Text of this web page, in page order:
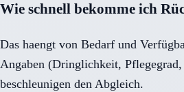
Wie schnell bekomme ich
Das haengt von Bedarf und
Angaben (Dringlichkeit,
beschleunigen den Abgleich.